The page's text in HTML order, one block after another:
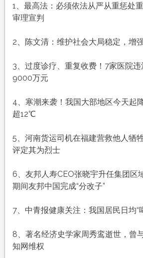
1、最高法：必须依法从严从重惩处
审理宣判
2、陈文清：维护社会大局稳定，增
3、过度诊疗、重复收费！7家医院
9000万元
4、寒潮来袭！我国大部地区今天起
超12℃
5、河南货运司机在福建营救他人牺
评定其为烈士
6、友邦人寿CEO张晓宇升任集团区
期间友邦中国完成“分改子”
7、中青报健康关注：我国居民日均“
8、著名经济史学家周秀鸾逝世，曾
知网维权